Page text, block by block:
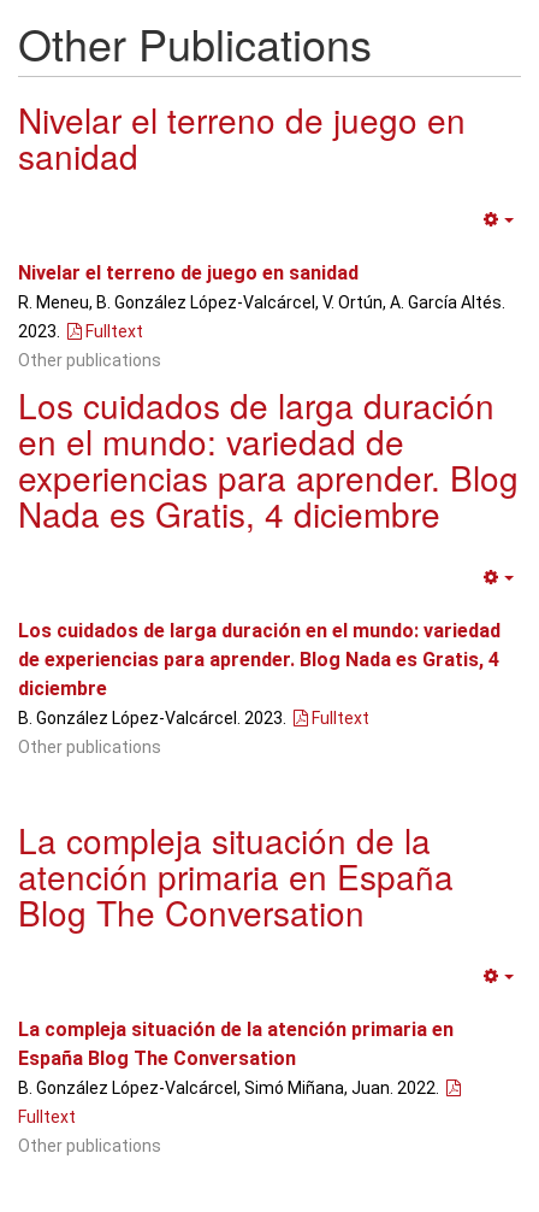
Other Publications
Nivelar el terreno de juego en
sanidad
Nivelar el terreno de juego en sanidad
R. Meneu, B. González López-Valcárcel, V. Ortún, A. García Altés.
2023.
Fulltext
Other publications
Los cuidados de larga duración
en el mundo: variedad de
experiencias para aprender. Blog
Nada es Gratis, 4 diciembre
Los cuidados de larga duración en el mundo: variedad
de experiencias para aprender. Blog Nada es Gratis, 4
diciembre
B. González López-Valcárcel. 2023.
Fulltext
Other publications
La compleja situación de la
atención primaria en España
Blog The Conversation
La compleja situación de la atención primaria en
España Blog The Conversation
B. González López-Valcárcel, Simó Miñana, Juan. 2022.
Fulltext
Other publications